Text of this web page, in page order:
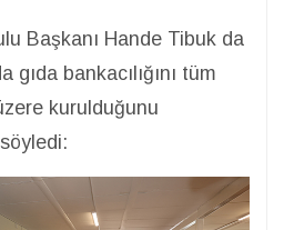
Başkanı Hande Tibuk da
gıda bankacılığını tüm
kurulduğunu